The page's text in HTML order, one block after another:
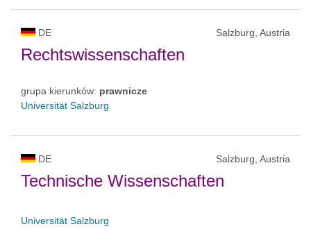
DE Salzburg, Austria
Rechtswissenschaften
grupa kierunków: prawnicze
Universität Salzburg
DE Salzburg, Austria
Technische Wissenschaften
Universität Salzburg